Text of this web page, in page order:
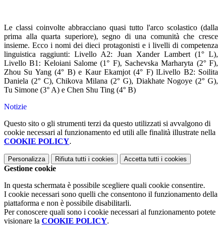
Le classi coinvolte abbracciano quasi tutto l'arco scolastico (dalla
prima alla quarta superiore), segno di una comunità che cresce
insieme. Ecco i nomi dei dieci protagonisti e i livelli di competenza
linguistica raggiunti:Livello A2: Juan Xander Lambert (1° L),
Livello B1: Keloiani Salome (1° F), Sachevska Marharyta (2° F),
Zhou Su Yang (4° B) e Kaur Ekamjot (4° F) lLivello B2: Soilita
Daniela (2° C), Chikova Milana (2° G), Diakhate Nogoye (2° G),
Tu Simone (3° A) e Chen Shu Ting (4° B)
Notizie
Questo sito o gli strumenti terzi da questo utilizzati si avvalgono di
cookie necessari al funzionamento ed utili alle finalità illustrate nella
COOKIE POLICY.
Personalizza Rifiuta tutti i cookies Accetta tutti i cookies
Gestione cookie
In questa schermata è possibile scegliere quali cookie consentire.
I cookie necessari sono quelli che consentono il funzionamento della
piattaforma e non è possibile disabilitarli.
Per conoscere quali sono i cookie necessari al funzionamento potete
visionare la COOKIE POLICY.